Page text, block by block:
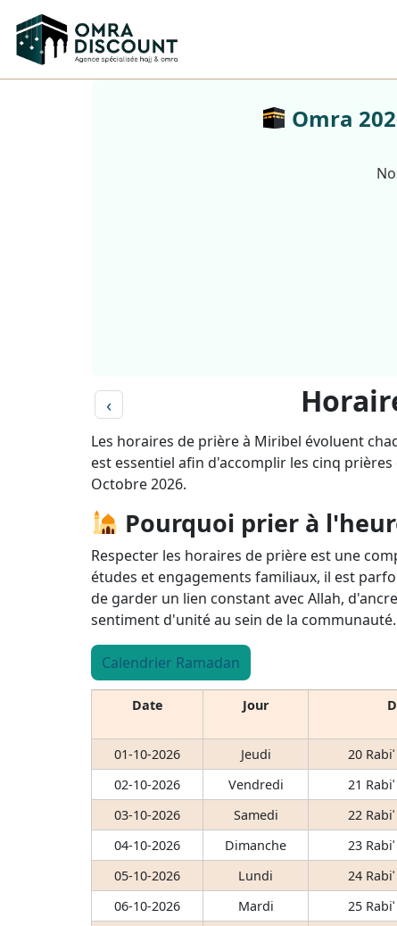
Omra
‹
Les horaires de prière à Miribel évoluent
est essentiel afin d'accomplir les cinq
Octobre 2026.
Pourquoi prier à
Respecter les horaires de prière est une
études et engagements familiaux, il est
de garder un lien constant avec Allah,
sentiment d'unité au sein de la communauté.
Calendrier Ramadan
Date Jour
01-10-2026
Jeudi 20
02-10-2026
Vendredi 21
03-10-2026
Samedi 22
04-10-2026
Dimanche 23
05-10-2026
Lundi 24
06-10-2026
Mardi 25